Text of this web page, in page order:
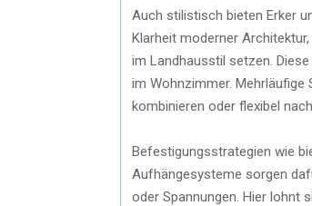
Auch stilistisch bieten Erker
Klarheit moderner
im Landhausstil setzen.
im Wohnzimmer.
kombinieren oder flexibel
Befestigungsstrategien wie
Aufhängesysteme sorgen
oder Spannungen. Hier lohnt